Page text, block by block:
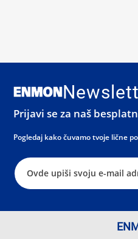
Prijavi se za naš
Pogledaj kako čuvamo tvoje lične